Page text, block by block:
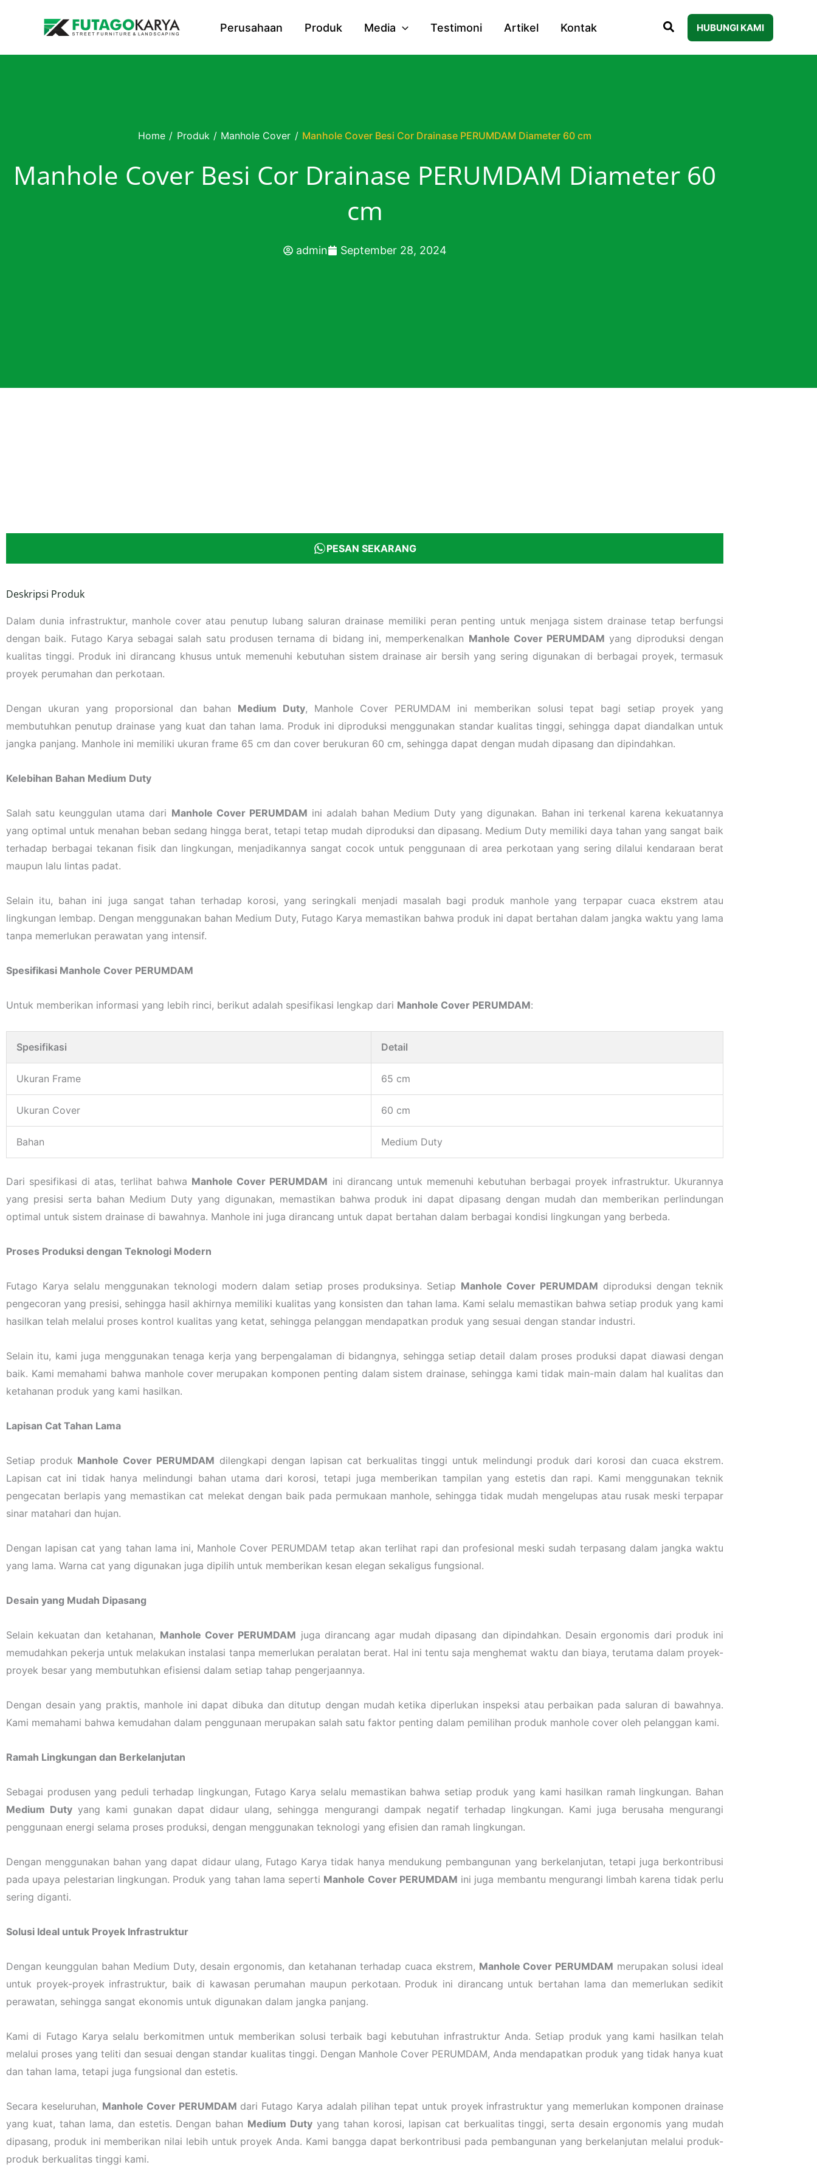
Perusahaan Produk Media Testimoni Artikel Kontak HUBUNGI KAMI
Home / Produk / Manhole Cover / Manhole Cover Besi Cor Drainase PERUMDAM Diameter 60 cm
Manhole Cover Besi Cor Drainase PERUMDAM Diameter 60
cm
admin September 28, 2024
PESAN SEKARANG
Deskripsi Produk
Dalam dunia infrastruktur, manhole cover atau penutup lubang saluran drainase memiliki peran penting untuk menjaga sistem drainase tetap berfungsi
dengan baik. Futago Karya sebagai salah satu produsen ternama di bidang ini, memperkenalkan Manhole Cover PERUMDAM yang diproduksi dengan
kualitas tinggi. Produk ini dirancang khusus untuk memenuhi kebutuhan sistem drainase air bersih yang sering digunakan di berbagai proyek, termasuk
proyek perumahan dan perkotaan.
Dengan ukuran yang proporsional dan bahan Medium Duty, Manhole Cover PERUMDAM ini memberikan solusi tepat bagi setiap proyek yang
membutuhkan penutup drainase yang kuat dan tahan lama. Produk ini diproduksi menggunakan standar kualitas tinggi, sehingga dapat diandalkan untuk
jangka panjang. Manhole ini memiliki ukuran frame 65 cm dan cover berukuran 60 cm, sehingga dapat dengan mudah dipasang dan dipindahkan.
Kelebihan Bahan Medium Duty
Salah satu keunggulan utama dari Manhole Cover PERUMDAM ini adalah bahan Medium Duty yang digunakan. Bahan ini terkenal karena kekuatannya
yang optimal untuk menahan beban sedang hingga berat, tetapi tetap mudah diproduksi dan dipasang. Medium Duty memiliki daya tahan yang sangat baik
terhadap berbagai tekanan fisik dan lingkungan, menjadikannya sangat cocok untuk penggunaan di area perkotaan yang sering dilalui kendaraan berat
maupun lalu lintas padat.
Selain itu, bahan ini juga sangat tahan terhadap korosi, yang seringkali menjadi masalah bagi produk manhole yang terpapar cuaca ekstrem atau
lingkungan lembap. Dengan menggunakan bahan Medium Duty, Futago Karya memastikan bahwa produk ini dapat bertahan dalam jangka waktu yang lama
tanpa memerlukan perawatan yang intensif.
Spesifikasi Manhole Cover PERUMDAM
Untuk memberikan informasi yang lebih rinci, berikut adalah spesifikasi lengkap dari Manhole Cover PERUMDAM:
Spesifikasi Detail
Ukuran Frame 65 cm
Ukuran Cover 60 cm
Bahan Medium Duty
Dari spesifikasi di atas, terlihat bahwa Manhole Cover PERUMDAM ini dirancang untuk memenuhi kebutuhan berbagai proyek infrastruktur. Ukurannya
yang presisi serta bahan Medium Duty yang digunakan, memastikan bahwa produk ini dapat dipasang dengan mudah dan memberikan perlindungan
optimal untuk sistem drainase di bawahnya. Manhole ini juga dirancang untuk dapat bertahan dalam berbagai kondisi lingkungan yang berbeda.
Proses Produksi dengan Teknologi Modern
Futago Karya selalu menggunakan teknologi modern dalam setiap proses produksinya. Setiap Manhole Cover PERUMDAM diproduksi dengan teknik
pengecoran yang presisi, sehingga hasil akhirnya memiliki kualitas yang konsisten dan tahan lama. Kami selalu memastikan bahwa setiap produk yang kami
hasilkan telah melalui proses kontrol kualitas yang ketat, sehingga pelanggan mendapatkan produk yang sesuai dengan standar industri.
Selain itu, kami juga menggunakan tenaga kerja yang berpengalaman di bidangnya, sehingga setiap detail dalam proses produksi dapat diawasi dengan
baik. Kami memahami bahwa manhole cover merupakan komponen penting dalam sistem drainase, sehingga kami tidak main-main dalam hal kualitas dan
ketahanan produk yang kami hasilkan.
Lapisan Cat Tahan Lama
Setiap produk Manhole Cover PERUMDAM dilengkapi dengan lapisan cat berkualitas tinggi untuk melindungi produk dari korosi dan cuaca ekstrem.
Lapisan cat ini tidak hanya melindungi bahan utama dari korosi, tetapi juga memberikan tampilan yang estetis dan rapi. Kami menggunakan teknik
pengecatan berlapis yang memastikan cat melekat dengan baik pada permukaan manhole, sehingga tidak mudah mengelupas atau rusak meski terpapar
sinar matahari dan hujan.
Dengan lapisan cat yang tahan lama ini, Manhole Cover PERUMDAM tetap akan terlihat rapi dan profesional meski sudah terpasang dalam jangka waktu
yang lama. Warna cat yang digunakan juga dipilih untuk memberikan kesan elegan sekaligus fungsional.
Desain yang Mudah Dipasang
Selain kekuatan dan ketahanan, Manhole Cover PERUMDAM juga dirancang agar mudah dipasang dan dipindahkan. Desain ergonomis dari produk ini
memudahkan pekerja untuk melakukan instalasi tanpa memerlukan peralatan berat. Hal ini tentu saja menghemat waktu dan biaya, terutama dalam proyek-
proyek besar yang membutuhkan efisiensi dalam setiap tahap pengerjaannya.
Dengan desain yang praktis, manhole ini dapat dibuka dan ditutup dengan mudah ketika diperlukan inspeksi atau perbaikan pada saluran di bawahnya.
Kami memahami bahwa kemudahan dalam penggunaan merupakan salah satu faktor penting dalam pemilihan produk manhole cover oleh pelanggan kami.
Ramah Lingkungan dan Berkelanjutan
Sebagai produsen yang peduli terhadap lingkungan, Futago Karya selalu memastikan bahwa setiap produk yang kami hasilkan ramah lingkungan. Bahan
Medium Duty yang kami gunakan dapat didaur ulang, sehingga mengurangi dampak negatif terhadap lingkungan. Kami juga berusaha mengurangi
penggunaan energi selama proses produksi, dengan menggunakan teknologi yang efisien dan ramah lingkungan.
Dengan menggunakan bahan yang dapat didaur ulang, Futago Karya tidak hanya mendukung pembangunan yang berkelanjutan, tetapi juga berkontribusi
pada upaya pelestarian lingkungan. Produk yang tahan lama seperti Manhole Cover PERUMDAM ini juga membantu mengurangi limbah karena tidak perlu
sering diganti.
Solusi Ideal untuk Proyek Infrastruktur
Dengan keunggulan bahan Medium Duty, desain ergonomis, dan ketahanan terhadap cuaca ekstrem, Manhole Cover PERUMDAM merupakan solusi ideal
untuk proyek-proyek infrastruktur, baik di kawasan perumahan maupun perkotaan. Produk ini dirancang untuk bertahan lama dan memerlukan sedikit
perawatan, sehingga sangat ekonomis untuk digunakan dalam jangka panjang.
Kami di Futago Karya selalu berkomitmen untuk memberikan solusi terbaik bagi kebutuhan infrastruktur Anda. Setiap produk yang kami hasilkan telah
melalui proses yang teliti dan sesuai dengan standar kualitas tinggi. Dengan Manhole Cover PERUMDAM, Anda mendapatkan produk yang tidak hanya kuat
dan tahan lama, tetapi juga fungsional dan estetis.
Secara keseluruhan, Manhole Cover PERUMDAM dari Futago Karya adalah pilihan tepat untuk proyek infrastruktur yang memerlukan komponen drainase
yang kuat, tahan lama, dan estetis. Dengan bahan Medium Duty yang tahan korosi, lapisan cat berkualitas tinggi, serta desain ergonomis yang mudah
dipasang, produk ini memberikan nilai lebih untuk proyek Anda. Kami bangga dapat berkontribusi pada pembangunan yang berkelanjutan melalui produk-
produk berkualitas tinggi kami.